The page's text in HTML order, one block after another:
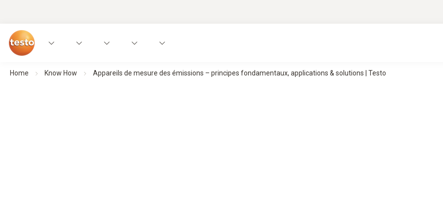
Home Know How Appareils de mesure des émissions – principes fondamentaux, applications & solutions | Testo